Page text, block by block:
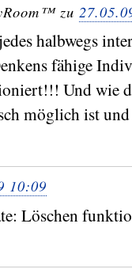
zu
halbwegs
fähige
Und wie
möglich ist
10:09
Löschen